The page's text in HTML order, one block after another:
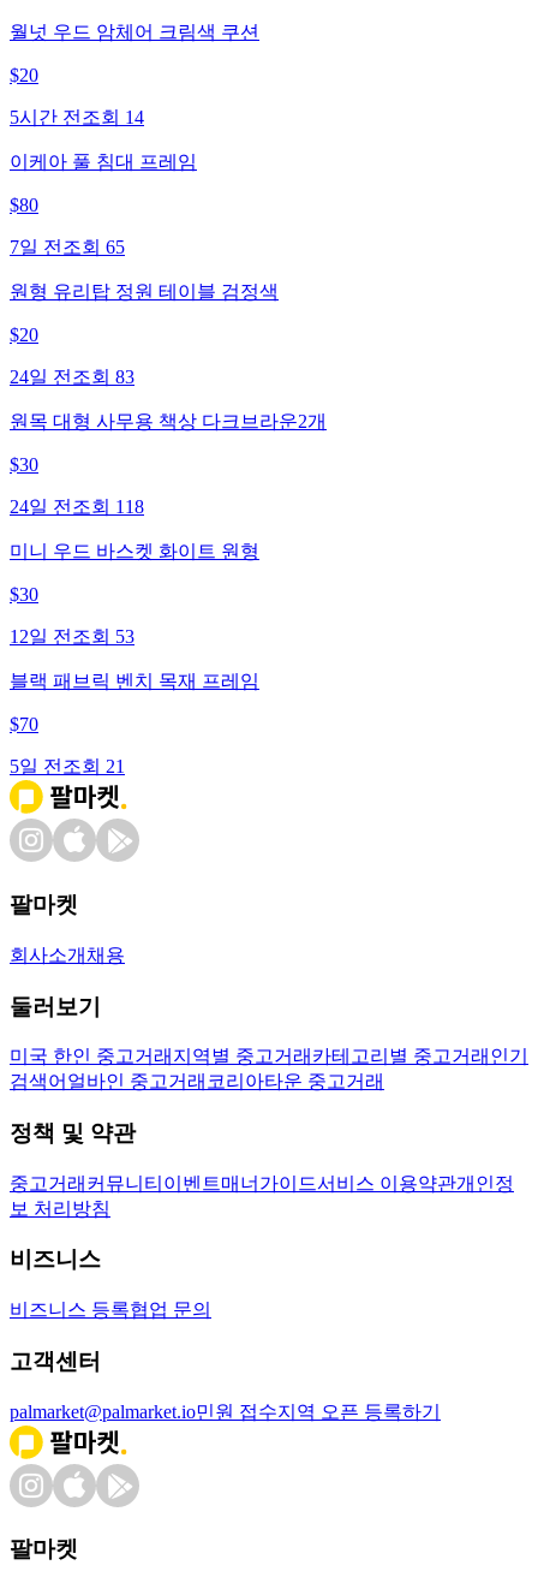
월넛 우드 암체어 크림색 쿠션
$20
5시간 전 조회 14
이케아 풀 침대 프레임
$80
7일 전 조회 65
원형 유리탑 정원 테이블 검정색
$20
24일 전 조회 83
원목 대형 사무용 책상 다크브라운2개
$30
24일 전 조회 118
미니 우드 바스켓 화이트 원형
$30
12일 전 조회 53
블랙 패브릭 벤치 목재 프레임
$70
5일 전 조회 21
팔마켓
회사소개 채용
둘러보기
미국 한인 중고거래 지역별 중고거래 카테고리별 중고거래 인기
검색어 얼바인 중고거래 코리아타운 중고거래
정책 및 약관
중고거래 커뮤니티 이벤트매너가이드서비스 이용약관개인정
보 처리방침
비즈니스
비즈니스 등록협업 문의
고객센터
palmarket@palmarket.io민원 접수지역 오픈 등록하기
팔마켓